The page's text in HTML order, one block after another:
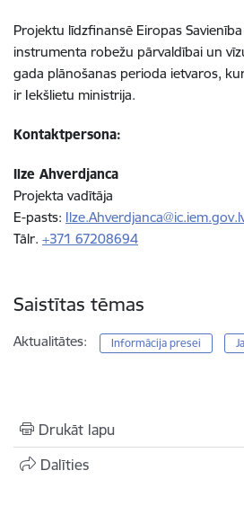
Projektu līdzfinansē Eiropas
instrumenta robežu pārvaldībai un
gada plānošanas perioda ietvaros,
ir Iekšlietu ministrija.
Kontaktpersona:
Ilze Ahverdjanca
Projekta vadītāja
E-pasts:
Tālr. +371 67208694
Saistītas tēmas
Aktualitātes: Informācija presei
Drukāt lapu
Dalīties